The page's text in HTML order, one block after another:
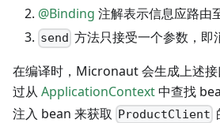
@Binding 注解表示信息应路由
send 方法只接受一个参数，即
在编译时，Micronaut 会生成上述接
过从 ApplicationContext中查找
注入 bean 来获取 ProductClient